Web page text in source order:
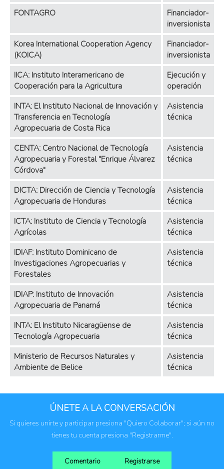
FONTAGRO
Financiador-
inversionista
Korea International Cooperation Agency
(KOICA)
Financiador-
inversionista
IICA: Instituto Interamericano de
Cooperación para la Agricultura
Ejecución y
operación
INTA: El Instituto Nacional de Innovación y
Transferencia en Tecnología
Agropecuaria de Costa Rica
Asistencia
técnica
CENTA: Centro Nacional de Tecnología
Agropecuaria y Forestal "Enrique Álvarez
Córdova"
Asistencia
técnica
DICTA: Dirección de Ciencia y Tecnología
Agropecuaria de Honduras
Asistencia
técnica
ICTA: Instituto de Ciencia y Tecnología
Agrícolas
Asistencia
técnica
IDIAF: Instituto Dominicano de
Investigaciones Agropecuarias y
Forestales
Asistencia
técnica
IDIAP: Instituto de Innovación
Agropecuaria de Panamá
Asistencia
técnica
INTA: El Instituto Nicaragüense de
Tecnología Agropecuaria
Asistencia
técnica
Ministerio de Recursos Naturales y
Ambiente de Belice
Asistencia
técnica
ÚNETE A LA CONVERSACIÓN
Si quieres unirte y participar presiona "Quiero Colaborar"; si aún no
tienes tu cuenta presiona "Registrarme".
Comentario Registrarse